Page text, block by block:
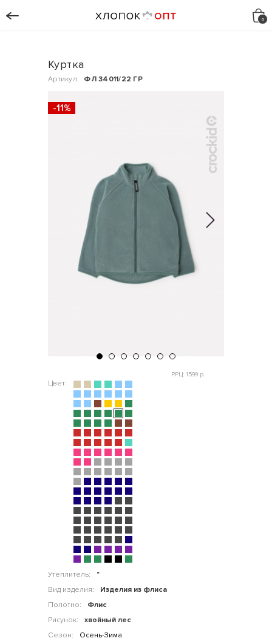
Куртка
Артикул: ФЛ 34011/22 ГР
-11%
Цвет:
Утеплитель:
"
Вид изделия:
Изделия из флиса
Полотно:
Флис
Рисунок:
хвойный лес
Сезон:
Осень-Зима
РРЦ: 1599 р.